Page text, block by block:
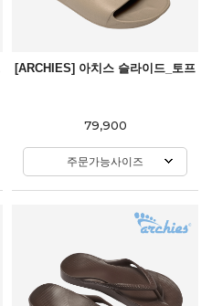
[ARCHIES] 아치스 슬라이드_토프
79,900
주문가능사이즈